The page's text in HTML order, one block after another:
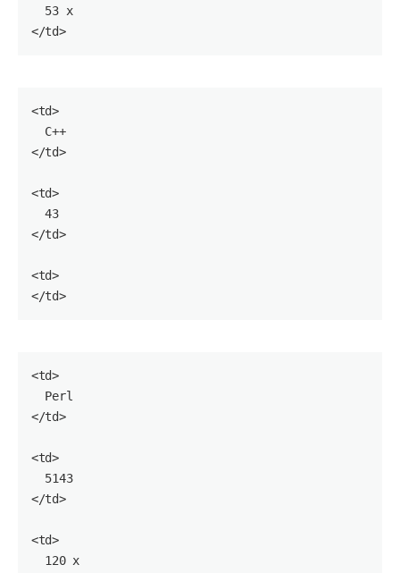
53 x
</td >
<td>
  C++
</td>
<td>
43
</td>
<td>
</td >
<td>
  Perl
</td>
<td>
5143
</td>
<td>
120 x